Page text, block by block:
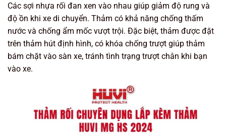
Các sợi nhựa rối đan xen vào nhau giúp giảm độ rung và
độ ồn khi xe di chuyển. Thảm có khả năng chống thấm
nước và chống ẩm mốc vượt trội. Đặc biệt, thảm được đặt
trên thảm hút định hình, có khóa chống trượt giúp thảm
bám chặt vào sàn xe, tránh tình trạng trượt chân khi bạn
vào xe.